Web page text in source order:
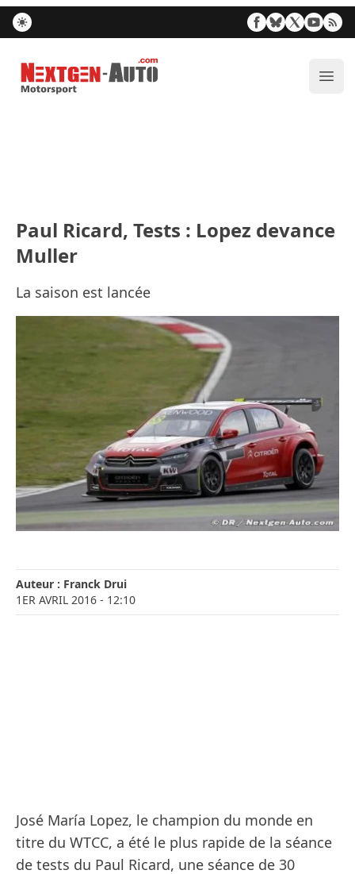
Nextgen-Auto.com
Paul Ricard, Tests : Lopez devance
Muller
La saison est lancée
Auteur : Franck Drui
1ER AVRIL 2016 - 12:10
José María Lopez, le champion du monde en
titre du WTCC, a été le plus rapide de la séance
de tests du Paul Ricard, une séance de 30